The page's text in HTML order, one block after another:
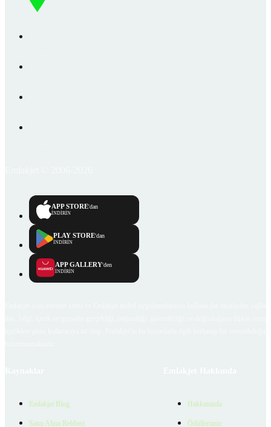
APP STORE'dan
İNDİRİN
PLAY STORE'dan
İNDİRİN
APP GALLERY'den
İNDİRİN
Emlakjet Blog
Satın Alma Rehberi
Hakkımızda
Ödüllerimiz